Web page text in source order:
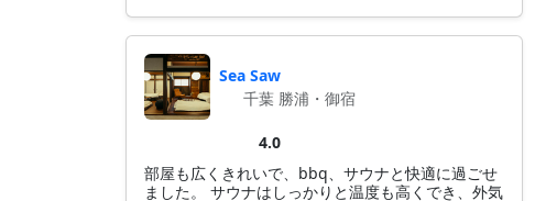
Sea Saw
千葉 勝浦・御宿
4.0
部屋も広くきれいで、bbq、サウナと快適に過ごせ
ました。 サウナはしっかりと温度も高くでき、外気